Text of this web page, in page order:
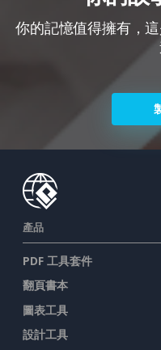
你的記憶值得擁有，
產品
PDF 工具套件
翻頁書本
圖表工具
設計工具